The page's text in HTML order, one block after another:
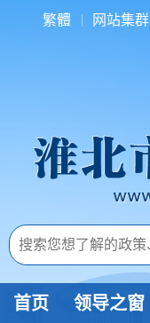
繁體 网站集群
首页 领导之窗